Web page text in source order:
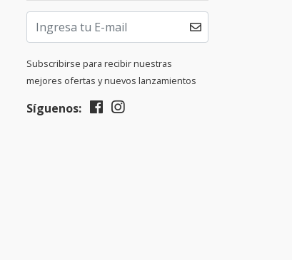
Subscribirse para recibir nuestras
mejores ofertas y nuevos lanzamientos
Síguenos: